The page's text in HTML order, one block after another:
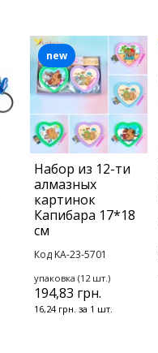
Набор из 12-ти
алмазных
картинок
Капибара 17*18
см
Код KA-23-5701
упаковка (12 шт.)
194,83 грн.
16,24 грн. за 1 шт.
new